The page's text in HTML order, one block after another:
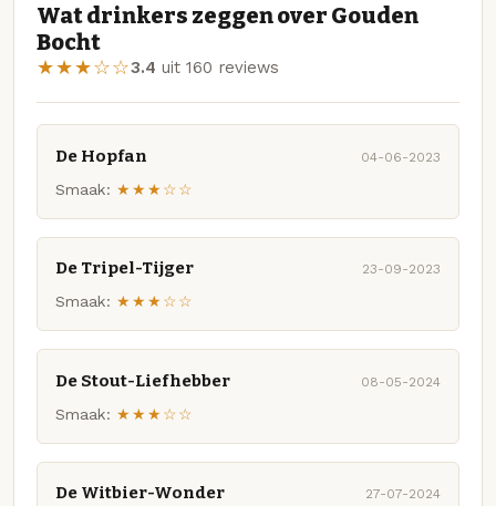
Wat drinkers zeggen over Gouden
Bocht
★★★☆☆3.4 uit 160 reviews
De Hopfan 04-06-2023
Smaak: ★★★☆☆
De Tripel-Tijger 23-09-2023
Smaak: ★★★☆☆
De Stout-Liefhebber 08-05-2024
Smaak: ★★★☆☆
De Witbier-Wonder 27-07-2024